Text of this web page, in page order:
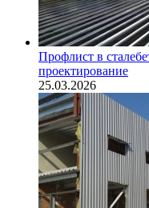
Профлист в
проектирование
25.03.2026